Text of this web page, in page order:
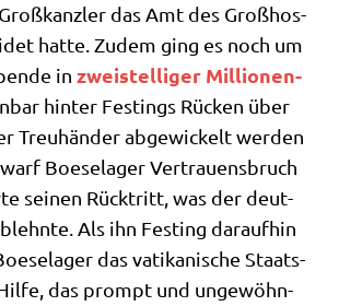
das Amt des Groß­hos­
hat­te. Zudem ging es noch um
in zwei­stel­li­ger Mil­lio­nen­
hin­ter Fest­ings Rücken über
Treu­hän­der abge­wickelt wer­den
Boe­se­la­ger Ver­trau­ens­bruch
sei­nen Rück­tritt, was der deut­
Als ihn Fest­ing dar­auf­hin
das vati­ka­ni­sche Staats­
das prompt und unge­wöhn­